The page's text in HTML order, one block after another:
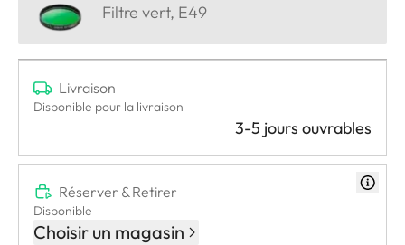
Filtre vert, E49
Livraison
Disponible pour la livraison
3-5 jours ouvrables
Réserver & Retirer
Disponible
Choisir un magasin